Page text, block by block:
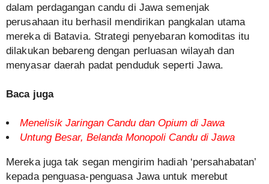
dalam perdagangan candu di Jawa semenjak
perusahaan itu berhasil mendirikan pangkalan utama
mereka di Batavia. Strategi penyebaran komoditas itu
dilakukan bebareng dengan perluasan wilayah dan
menyasar daerah padat penduduk seperti Jawa.
Baca juga
Menelisik Jaringan Candu dan Opium di Jawa
Untung Besar, Belanda Monopoli Candu di Jawa
Mereka juga tak segan mengirim hadiah ‘persahabatan’
kepada penguasa-penguasa Jawa untuk merebut